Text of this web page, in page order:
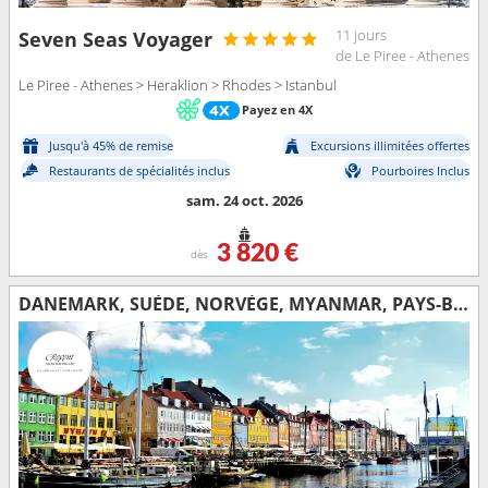
Seven Seas Voyager
11 jours
de Le Piree - Athenes
Le Piree - Athenes > Heraklion > Rhodes > Istanbul
Payez en 4X
Jusqu'à 45% de remise
Excursions illimitées offertes
Restaurants de spécialités inclus
Pourboires Inclus
sam. 24 oct. 2026
dès 3 820 €
DANEMARK, SUÈDE, NORVÈGE, MYANMAR, PAYS-BAS, ROYAUME-UNI, BELGIQUE, FRANCE, ESPAGNE, PORTUGAL, MAJORQUE